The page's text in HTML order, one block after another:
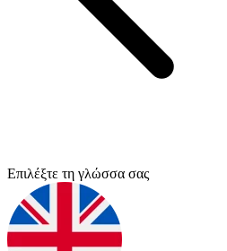
Επιλέξτε τη γλώσσα σας